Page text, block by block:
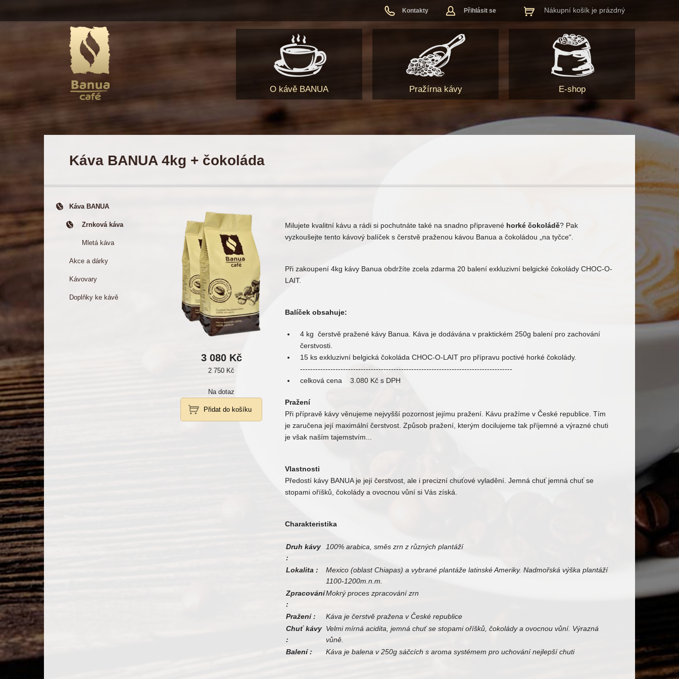
O kávě BANUA Pražírna kávy E-shop
Kontakty Přihlásit se Nákupní košík je prázdný
Káva BANUA 4kg + čokoláda
3 080 Kč
2 750 Kč
Na dotaz
Milujete kvalitní kávu a rádi si pochutnáte také na snadno připravené horké čokoládě? Pak
vyzkoušejte tento kávový balíček s čerstvě praženou kávou Banua a čokoládou „na tyčce“.
Při zakoupení 4kg kávy Banua obdržíte zcela zdarma 20 balení exkluzivní belgické čokolády CHOC-O-
LAIT.
Balíček obsahuje:
4 kg čerstvě pražené kávy Banua. Káva je dodávána v praktickém 250g balení pro zachování
čerstvosti.
15 ks exkluzivní belgická čokoláda CHOC-O-LAIT pro přípravu poctivé horké čokolády.
------------------------------------------------------------------------------------
celková cena 3.080 Kč s DPH
Pražení
Při přípravě kávy věnujeme nejvyšší pozornost jejímu pražení. Kávu pražíme v České republice. Tím
je zaručena její maximální čerstvost. Způsob pražení, kterým docilujeme tak příjemné a výrazné chuti
je však naším tajemstvím...
Vlastnosti
Předostí kávy BANUA je její čerstvost, ale i precizní chuťové vyladění. Jemná chuť jemná chuť se
stopami oříšků, čokolády a ovocnou vůní si Vás získá.
Charakteristika
Druh kávy
:
100% arabica, směs zrn z různých plantáží
Lokalita :
Mexico (oblast Chiapas) a vybrané plantáže latinské Ameriky. Nadmořská výška plantáží
1100-1200m.n.m.
Zpracování
:
Mokrý proces zpracování zrn
Pražení :
Káva je čerstvě pražena v České republice
Chuť kávy
:
Velmi mírná acidita, jemná chuť se stopami oříšků, čokolády a ovocnou vůní. Výrazná
vůně.
Balení :
Káva je balena v 250g sáčcích s aroma systémem pro uchování nejlepší chuti
Káva BANUA
Zrnková káva
Mletá káva
Akce a dárky
Kávovary
Doplňky ke kávě